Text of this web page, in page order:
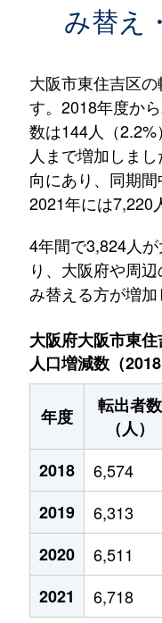
み替え
大阪市東住吉区
す。2018年度か
数は144人（
人まで増加しま
向にあり、同期間
2021年には7,220
4年間で3,824人
り、大阪府や周
み替える方が増加
大阪府大阪市東
人口増減数（2018
年度
転出者数
（人）
2018
6,574
2019
6,313
2020
6,511
2021
6,718